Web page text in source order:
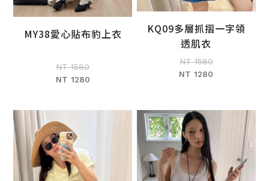
MY38愛心貼布豹上衣
NT 1580
NT 1280
加入購物車
KQ09多層抓摺一字領
透肌衣
NT 1580
NT 1280